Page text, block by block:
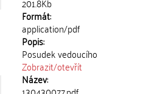
Formát:
application/pdf
Popis:
Posudek vedoucího
Zobrazit/otevřít
Název: